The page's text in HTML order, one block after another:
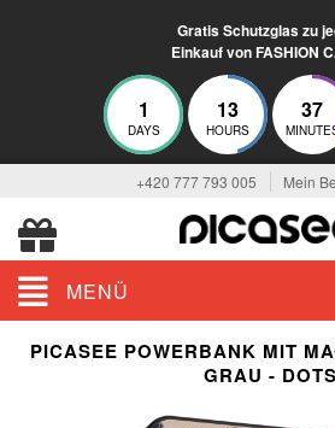
Gratis Schutzglas zu
Einkauf von FASHION
1
DAYS
13
HOURS
37
+420 777 793 005 Mein
MENÜ
PICASEE POWERBANK MIT
GRAU - DOTS